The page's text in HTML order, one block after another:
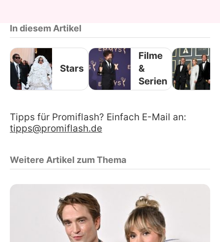
In diesem Artikel
Stars
Filme
&
Serien
Tipps für Promiflash? Einfach E-Mail an:
tipps@promiflash.de
Weitere Artikel zum Thema